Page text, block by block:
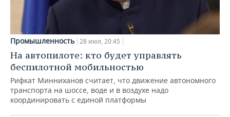
Промышленность 28 июл, 20:45
На автопилоте: кто будет управлять
беспилотной мобильностью
Рифкат Минниханов считает, что движение автономного
транспорта на шоссе, воде и в воздухе надо
координировать с единой платформы